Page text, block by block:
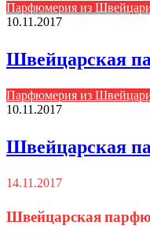
Парфюмерия из
10.11.2017
Швейцарская
Парфюмерия из
10.11.2017
Швейцарская
14.11.2017
Швейцарская